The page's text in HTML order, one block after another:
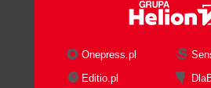
Onepress.pl
Editio.pl